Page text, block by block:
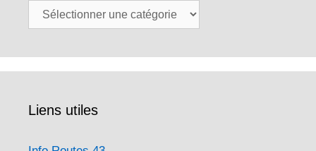
Catégories
Liens utiles